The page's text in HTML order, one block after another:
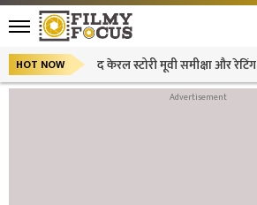
HOT NOW द केरल स्टोरी मूवी समीक्षा और रेटिंग